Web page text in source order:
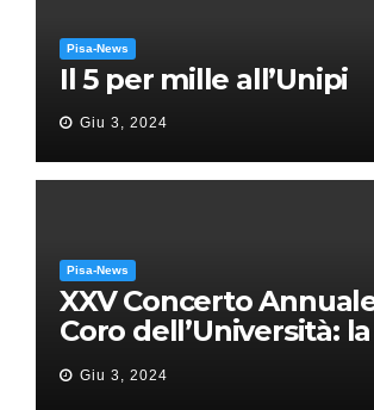
Pisa-News
Il 5 per mille all’Unipi
Giu 3, 2024
Pisa-News
XXV Concerto
Coro dell’Università: la
“Messa in gloria” di
Puccini
Giu 3, 2024